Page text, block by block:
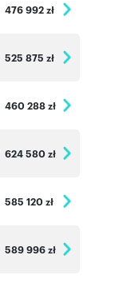
476 992 zł
525 875 zł
460 288 zł
624 580 zł
585 120 zł
589 996 zł